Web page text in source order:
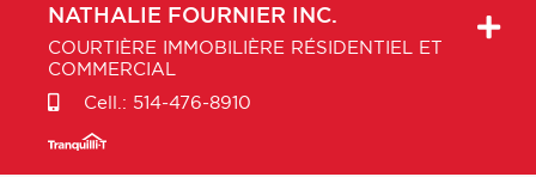
NATHALIE FOURNIER INC.
COURTIÈRE IMMOBILIÈRE RÉSIDENTIEL ET
COMMERCIAL
Cell.: 514-476-8910